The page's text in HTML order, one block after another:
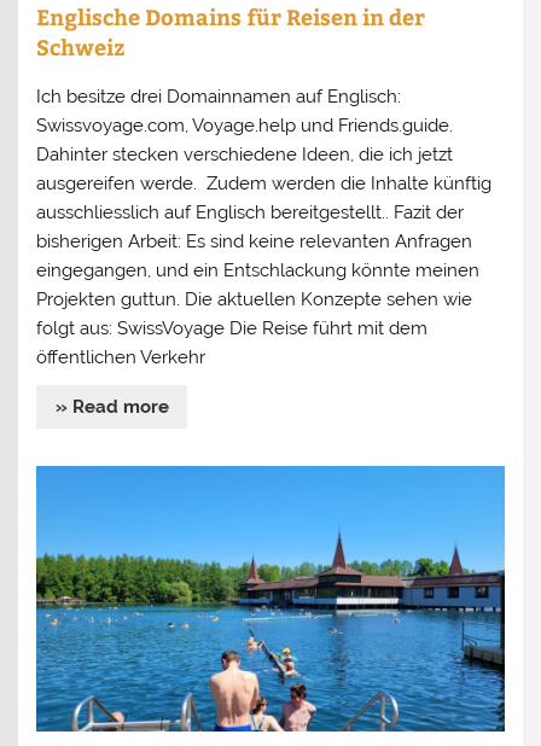
Englische Domains für Reisen in der
Schweiz
Ich besitze drei Domainnamen auf Englisch:
Swissvoyage.com, Voyage.help und Friends.guide.
Dahinter stecken verschiedene Ideen, die ich jetzt
ausgereifen werde. Zudem werden die Inhalte künftig
ausschliesslich auf Englisch bereitgestellt.. Fazit der
bisherigen Arbeit: Es sind keine relevanten Anfragen
eingegangen, und ein Entschlackung könnte meinen
Projekten guttun. Die aktuellen Konzepte sehen wie
folgt aus: SwissVoyage Die Reise führt mit dem
öffentlichen Verkehr
» Read more